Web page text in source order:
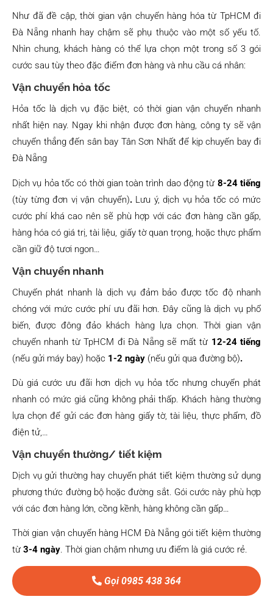
Như đã đề cập, thời gian vận chuyển hàng hóa từ TpHCM đi
Đà Nẵng nhanh hay chậm sẽ phụ thuộc vào một số yếu tố.
Nhìn chung, khách hàng có thể lựa chọn một trong số 3 gói
cước sau tùy theo đặc điểm đơn hàng và nhu cầu cá nhân:
Vận chuyển hỏa tốc
Hỏa tốc là dịch vụ đặc biệt, có thời gian vận chuyển nhanh
nhất hiện nay. Ngay khi nhận được đơn hàng, công ty sẽ vận
chuyển thẳng đến sân bay Tân Sơn Nhất để kịp chuyến bay đi
Đà Nẵng
Dịch vụ hỏa tốc có thời gian toàn trình dao động từ 8-24 tiếng
(tùy từng đơn vị vận chuyển).Lưu ý, dịch vụ hỏa tốc có mức
cước phí khá cao nên sẽ phù hợp với các đơn hàng cần gấp,
hàng hóa có giá trị, tài liệu, giấy tờ quan trọng, hoặc thực phẩm
cần giữ độ tươi ngon…
Vận chuyển nhanh
Chuyển phát nhanh là dịch vụ đảm bảo được tốc độ nhanh
chóng với mức cước phí ưu đãi hơn. Đây cũng là dịch vụ phổ
biến, được đông đảo khách hàng lựa chọn. Thời gian vận
chuyển nhanh từ TpHCM đi Đà Nẵng sẽ mất từ 12-24 tiếng
(nếu gửi máy bay) hoặc 1-2 ngày (nếu gửi qua đường bộ).
Dù giá cước ưu đãi hơn dịch vụ hỏa tốc nhưng chuyển phát
nhanh có mức giá cũng không phải thấp. Khách hàng thường
lựa chọn để gửi các đơn hàng giấy tờ, tài liệu, thực phẩm, đồ
điện tử,…
Vận chuyển thường/ tiết kiệm
Dịch vụ gửi thường hay chuyển phát tiết kiệm thường sử dụng
phương thức đường bộ hoặc đường sắt. Gói cước này phù hợp
với các đơn hàng lớn, cồng kềnh, hàng không cần gấp…
Thời gian vận chuyển hàng HCM Đà Nẵng gói tiết kiệm thường
từ 3-4 ngày. Thời gian chậm nhưng ưu điểm là giá cước rẻ.
Gọi 0985 438 364